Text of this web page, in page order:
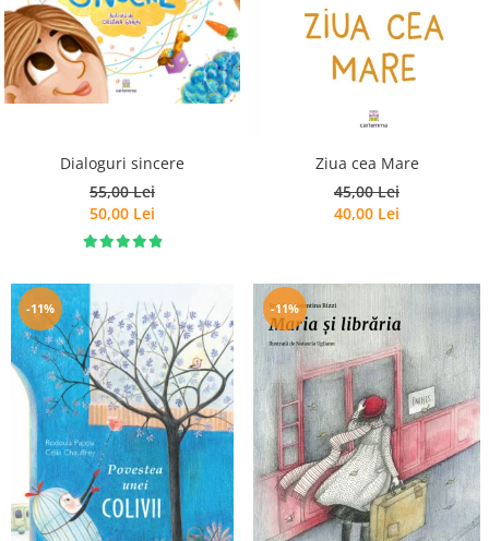
Dialoguri sincere
55,00 Lei
50,00 Lei
Ziua cea Mare
45,00 Lei
40,00 Lei
-11% -11%